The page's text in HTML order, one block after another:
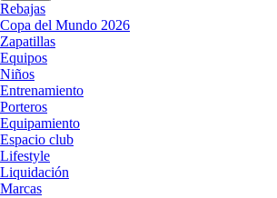
Rebajas
Copa del Mundo 2026
Zapatillas
Equipos
Niños
Entrenamiento
Porteros
Equipamiento
Espacio club
Lifestyle
Liquidación
Marcas